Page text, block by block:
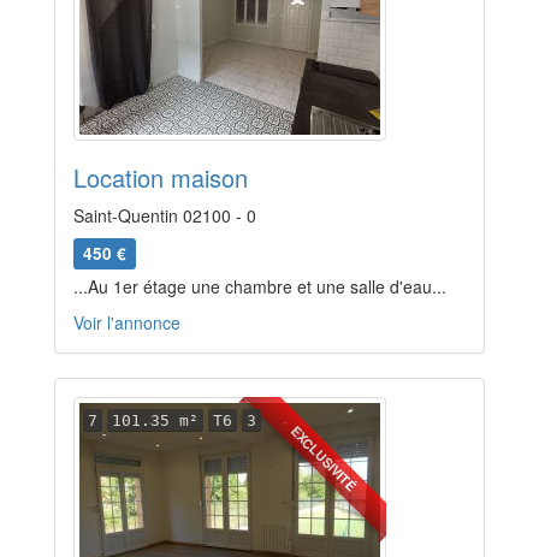
Location maison
Saint-Quentin 02100 - 0
450 €
...Au 1er étage une chambre et une salle d'eau...
Voir l'annonce
EXCLUSIVITÉ
7 101.35 m² T6 3